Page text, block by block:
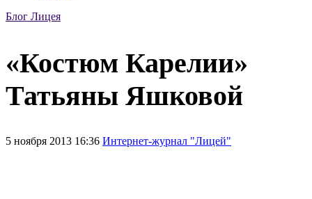
Блог Лицея
«Костюм Карелии»
Татьяны Яшковой
5 ноября 2013 16:36 Интернет-журнал "Лицей"